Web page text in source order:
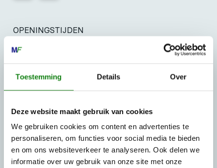
Toestemming Details Over
Deze website maakt gebruik van cookies
We gebruiken cookies om content en advertenties te
personaliseren, om functies voor social media te bieden
en om ons websiteverkeer te analyseren. Ook delen we
informatie over uw gebruik van onze site met onze
OPENINGSTIJDEN
Maandag t/m vrijdag:
Zondag: gesloten